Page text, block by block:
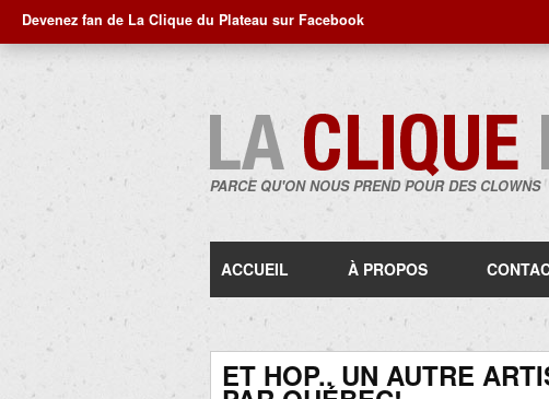
Devenez fan de La Clique du Plateau sur Facebook
PARCE QU'ON NOUS PREND POUR DES CLOWNS
ACCUEIL À PROPOS
ET HOP.. UN AUTRE